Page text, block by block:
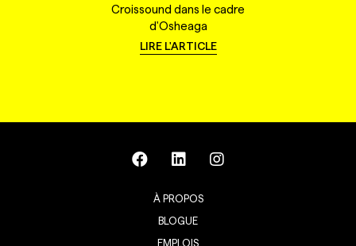
Croissound dans le cadre
d'Osheaga
LIRE L'ARTICLE
À PROPOS
BLOGUE
EMPLOIS